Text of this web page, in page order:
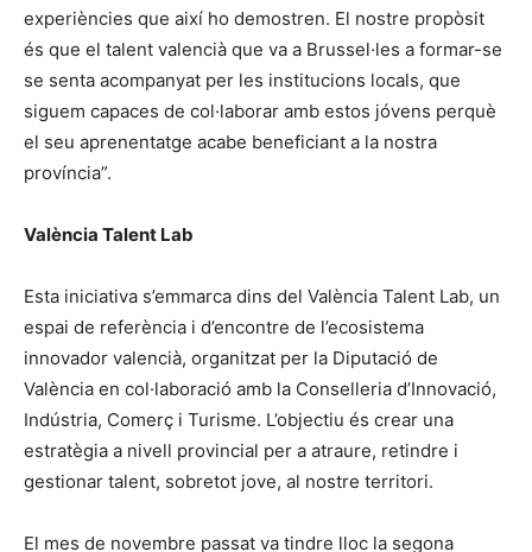
experiències que així ho demostren. El nostre propòsit
és que el talent valencià que va a Brussel·les a formar-se
se senta acompanyat per les institucions locals, que
siguem capaces de col·laborar amb estos jóvens perquè
el seu aprenentatge acabe beneficiant a la nostra
província”.
València Talent Lab
Esta iniciativa s’emmarca dins del València Talent Lab, un
espai de referència i d’encontre de l’ecosistema
innovador valencià, organitzat per la Diputació de
València en col·laboració amb la Conselleria d’Innovació,
Indústria, Comerç i Turisme. L’objectiu és crear una
estratègia a nivell provincial per a atraure, retindre i
gestionar talent, sobretot jove, al nostre territori.
El mes de novembre passat va tindre lloc la segona